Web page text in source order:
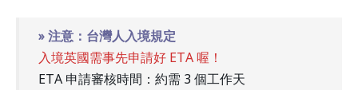
» 注意：台灣人入境規定
入境英國需事先申請好 ETA 喔！
ETA 申請審核時間：約需 3 個工作天